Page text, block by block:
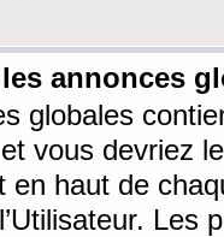
annonces
globales
vous devriez
en haut de
Les